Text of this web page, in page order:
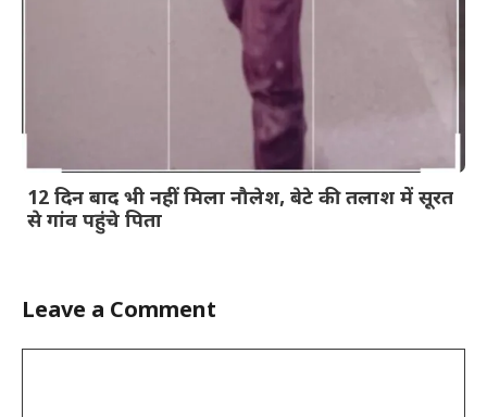
12 दिन बाद भी नहीं मिला नौलेश, बेटे की तलाश में सूरत
से गांव पहुंचे पिता
Leave a Comment